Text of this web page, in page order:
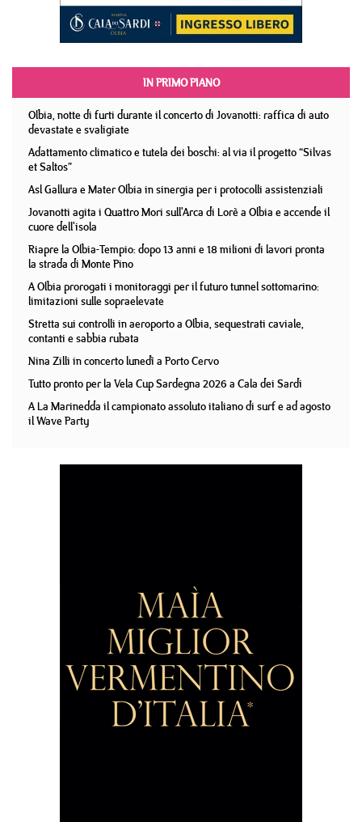
IN PRIMO PIANO
Olbia, notte di furti durante il concerto di Jovanotti: raffica di auto
devastate e svaligiate
Adattamento climatico e tutela dei boschi: al via il progetto “Silvas
et Saltos”
Asl Gallura e Mater Olbia in sinergia per i protocolli assistenziali
Jovanotti agita i Quattro Mori sull'Arca di Lorè a Olbia e accende il
cuore dell'isola
Riapre la Olbia-Tempio: dopo 13 anni e 18 milioni di lavori pronta
la strada di Monte Pino
A Olbia prorogati i monitoraggi per il futuro tunnel sottomarino:
limitazioni sulle sopraelevate
Stretta sui controlli in aeroporto a Olbia, sequestrati caviale,
contanti e sabbia rubata
Nina Zilli in concerto lunedì a Porto Cervo
Tutto pronto per la Vela Cup Sardegna 2026 a Cala dei Sardi
A La Marinedda il campionato assoluto italiano di surf e ad agosto
il Wave Party